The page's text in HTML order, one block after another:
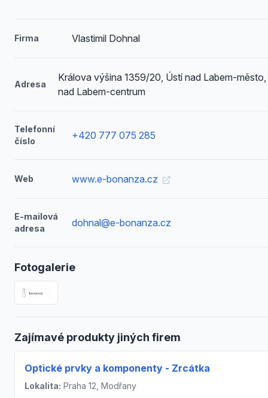
Firma Vlastimil Dohnal
Adresa
Králova výšina 1359/20, Ústí nad Labem-
nad Labem-centrum
Telefonní
číslo
+420 777 075 285
Web www.e-bonanza.cz
E-mailová
adresa
dohnal@e-bonanza.cz
Fotogalerie
Zajímavé produkty jiných firem
Optické prvky a komponenty - Zrcátka
Lokalita: Praha 12, Modřany